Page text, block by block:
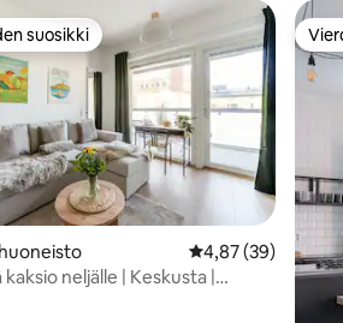
4,98/5, 40 arvostelua
suosikki
suosikki
Keskimääräinen
4,87 (39)
kaksio neljälle | Keskusta |